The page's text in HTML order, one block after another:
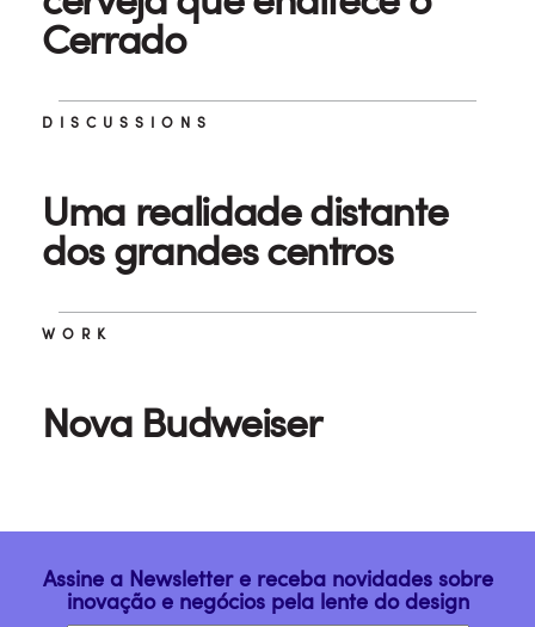
Cerrado
DISCUSSIONS
Uma realidade distante
dos grandes centros
WORK
Nova Budweiser
Assine a Newsletter e receba novidades sobre
inovação e negócios pela lente do design